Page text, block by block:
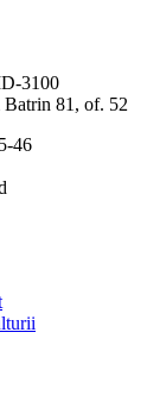
3100
Batrin 81, of. 52
46